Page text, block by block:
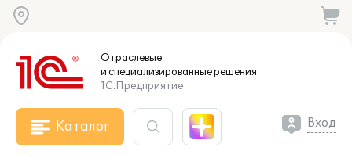
Отраслевые
и специализированныерешения
1С:Предприятие
Каталог Вход